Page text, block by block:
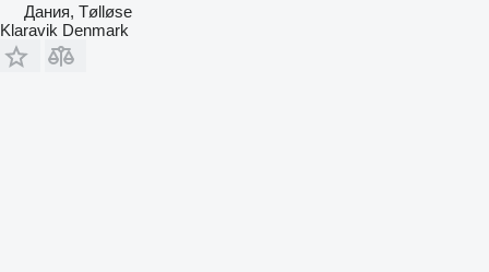
Дания, Tølløse
Klaravik Denmark